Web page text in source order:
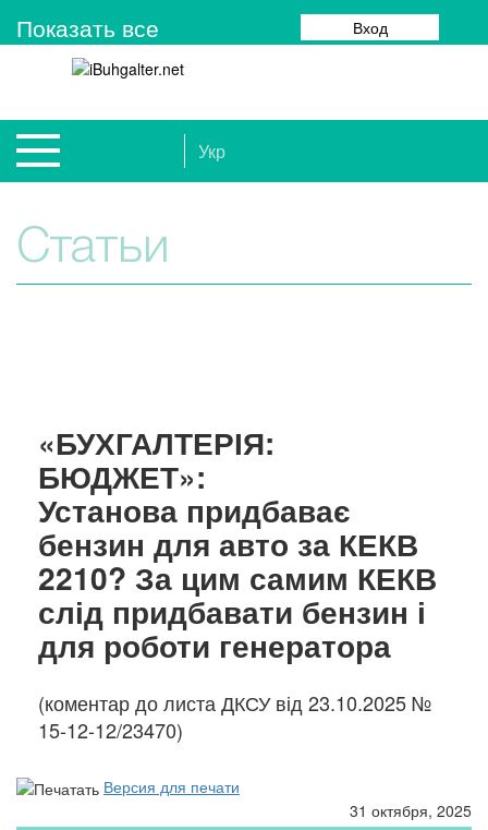
Показать все Вход
Укр
Статьи
«БУХГАЛТЕРІЯ:
БЮДЖЕТ»:
Установа придбаває
бензин для авто за КЕКВ
2210? За цим самим КЕКВ
слід придбавати бензин і
для роботи генератора
(коментар до листа ДКСУ від 23.10.2025 №
15-12-12/23470)
Версия для печати
31 октября, 2025